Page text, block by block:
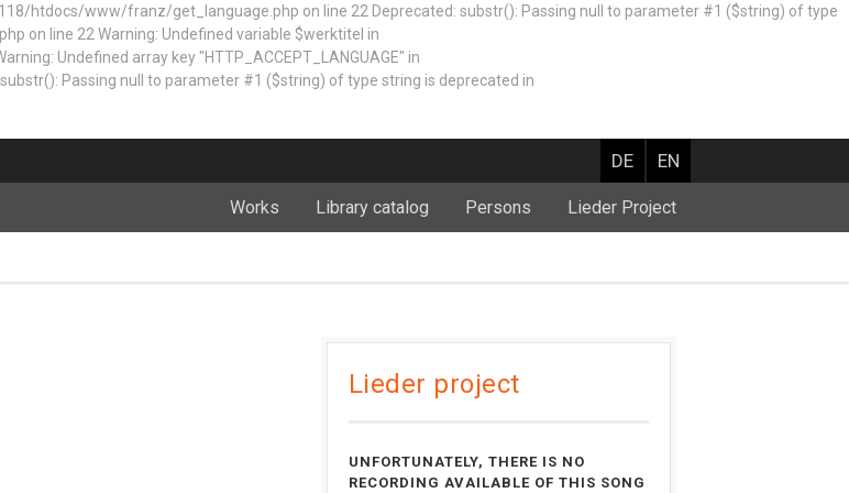
htdocs/www/franz/get_language.php on line 22 Deprecated: substr(): Passing null to parameter #1 ($string) of type
on line 22 Warning: Undefined variable $werktitel in
Undefined array key "HTTP_ACCEPT_LANGUAGE" in
Passing null to parameter #1 ($string) of type string is deprecated in
DE EN
Works Library catalog Persons Lieder Project
Lieder project
UNFORTUNATELY, THERE IS NO
RECORDING AVAILABLE OF THIS SONG